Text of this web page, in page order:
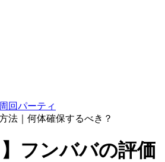
回パーティ
法｜何体確保するべき？
】フンババの評価